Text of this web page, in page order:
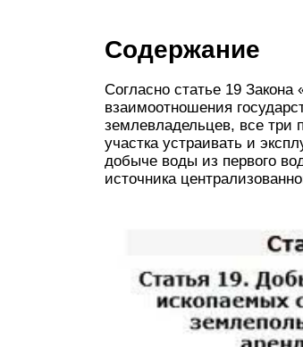
Содержание
Согласно статье 19
взаимоотношения
землевладельцев, все три
участка устраивать и
добыче воды из первого
источника